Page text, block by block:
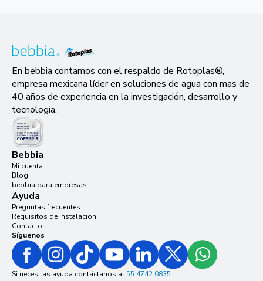
En bebbia contamos con el respaldo de Rotoplas®,
empresa mexicana líder en soluciones de agua con mas de
40 años de experiencia en la investigación, desarrollo y
tecnología.
Bebbia
Mi cuenta
Blog
bebbia para empresas
Ayuda
Preguntas frecuentes
Requisitos de instalación
Contacto
Síguenos
Si necesitas ayuda contáctanos al 55 4742 0835